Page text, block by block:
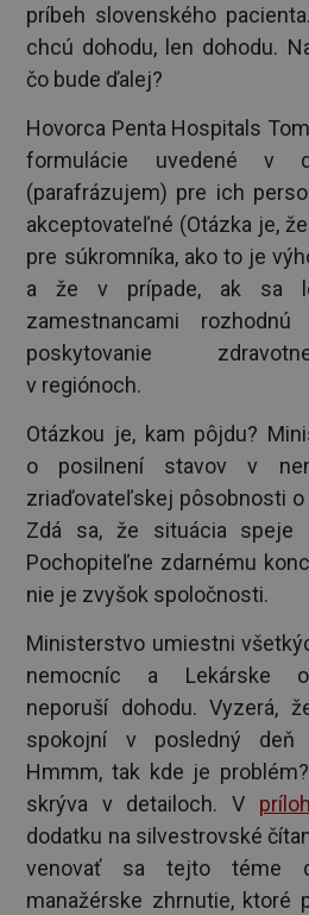
príbeh slovenského
chcú dohodu, len dohodu.
čo bude ďalej?
Hovorca Penta Hospitals
formulácie uvedené v
(parafrázujem) pre ich
akceptovateľné (Otázka je,
pre súkromníka, ako to je
a že v prípade, ak sa
zamestnancami
poskytovanie
v regiónoch.
Otázkou je, kam pôjdu?
o posilnení stavov v
zriaďovateľskej pôsobnosti o
Zdá sa, že situácia speje
Pochopiteľne zdarnému
nie je zvyšok spoločnosti.
Ministerstvo umiestni
nemocníc a Lekárske
neporuší dohodu. Vyzerá,
spokojní v posledný deň
Hmmm, tak kde je
skrýva v detailoch. V
dodatku na silvestrovské
venovať sa tejto téme
manažérske zhrnutie, ktoré